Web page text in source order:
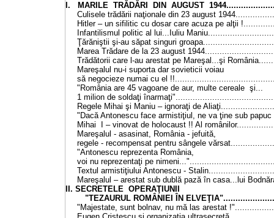
I. MARILE TRĂDĂRI DIN AUGUST
Culisele trădării naţionale din 23 august
Hitler – un sifilitic cu dosar care acuza pe alţii
Infantilismul politic al lui...Iuliu
Ţărăniştii şi-au săpat singuri
Marea Trădare de la 23 august
Trădătorii care l-au arestat pe Mareşal...şi
Mareşalul nu-i suporta dar sovieticii voiau
să negocieze numai cu el
"România are 45 vagoane de aur, multe cereale şi...
1 milion de soldaţi
Regele Mihai şi Maniu – ignoraţi de
"Dacă Antonescu face armistiţiul, ne va ţine sub
Mihai I – vinovat de holocaust !! Al
Mareşalul - asasinat, România - jefuită,
regele - recompensat pentru sângele
"Antonescu reprezenta România,
voi nu reprezentaţi pe
Textul armistiţiului Antonescu -
Mareşalul – arestat sub dublă pază în casa...lui
II. SECRETELE OPERAŢIUNII
"TEZAURUL ROMÂNIEI ÎN
"Majestate, sunt bolnav, nu mă las arestat